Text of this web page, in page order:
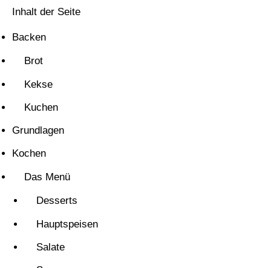
Inhalt der Seite
Backen
Brot
Kekse
Kuchen
Grundlagen
Kochen
Das Menü
Desserts
Hauptspeisen
Salate